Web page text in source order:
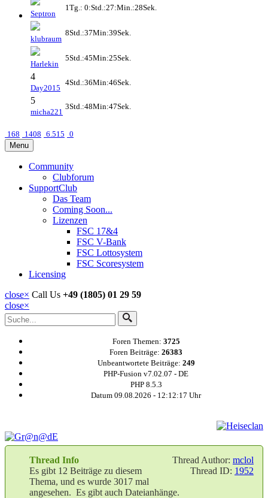
Septron
1Tg.: 0:Std.:27:Min.:28Sek.
klubraum
8Std.:37Min:39Sek.
Harlekin
5Std.:45Min:25Sek.
4
Day2015
4Std.:36Min:46Sek.
5
micha221
3Std.:48Min:47Sek.
168 1408 6.515 0
Menu
Community
Clubforum
SupportClub
Das Team
Coming Soon...
Lizenzen
FSC 17&4
FSC V-Bank
FSC Lottosystem
FSC Scoresystem
Licensing
close× Call Us +49 (1805) 01 29 59
close×
Foren Themen: 3725
Foren Beiträge: 26383
Unbeantwortete Beiträge: 249
PHP-Fusion v7.02.07 - DE
PHP 8.5.3
Datum 09.08.2026 - 12:12:18 Uhr
Thread Author: mclol
Thread ID: 1952
Thread Info
Es gibt 12 Beiträge zu diesem
Thema, und es wurde 3017 mal
angesehen. Es gibt auch Dateianhänge.